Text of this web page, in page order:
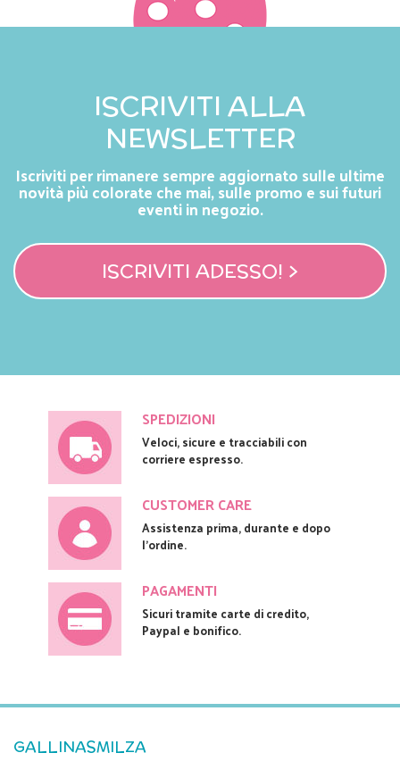
ISCRIVITI ALLA
NEWSLETTER
Iscriviti per rimanere sempre aggiornato sulle ultime
novità più colorate che mai, sulle promo e sui futuri
eventi in negozio.
ISCRIVITI ADESSO! >
SPEDIZIONI
Veloci, sicure e tracciabili con
corriere espresso.
CUSTOMER CARE
Assistenza prima, durante e dopo
l'ordine.
PAGAMENTI
Sicuri tramite carte di credito,
Paypal e bonifico.
GALLINASMILZA